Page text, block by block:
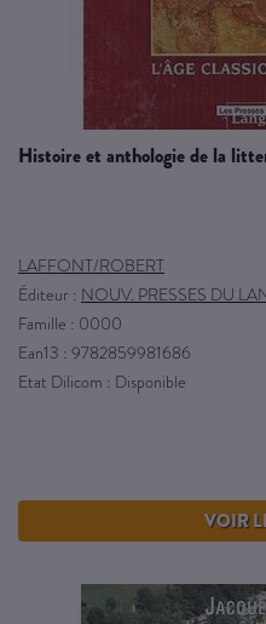
histoire et anthologie de la
LAFFONT/ROBERT
Éditeur : NOUV. PRESSES DU
Famille : 0000
Ean13 : 9782859981686
Etat Dilicom : Disponible
VOIR